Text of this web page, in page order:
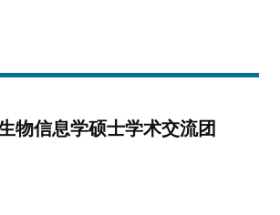
物信息学硕士学术交流团